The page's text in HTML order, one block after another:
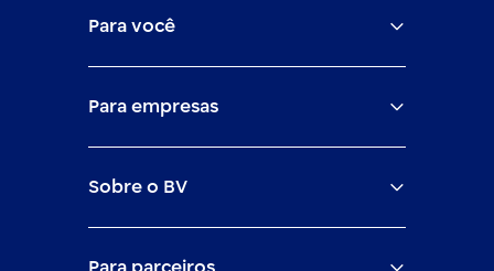
Para você
Conta
Para empresas
Cash management
Sobre o BV